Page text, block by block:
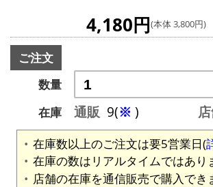
4,180円(本体 3,800円)
ご注文
数量
在庫
通販 9(※ )
在庫数以上のご注文は要5営業日(
在庫の数はリアルタイムではあり
店舗の在庫を通信販売で購入でき